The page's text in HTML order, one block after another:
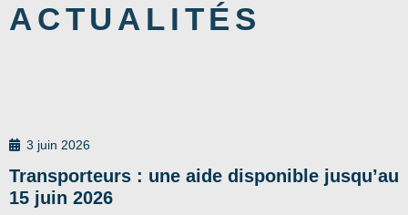
ACTUALITÉS
3 juin 2026
Transporteurs : une aide disponible jusqu’au
15 juin 2026